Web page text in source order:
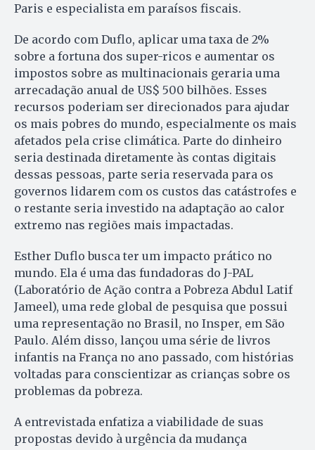
Paris e especialista em paraísos fiscais.
De acordo com Duflo, aplicar uma taxa de 2%
sobre a fortuna dos super-ricos e aumentar os
impostos sobre as multinacionais geraria uma
arrecadação anual de US$ 500 bilhões. Esses
recursos poderiam ser direcionados para ajudar
os mais pobres do mundo, especialmente os mais
afetados pela crise climática. Parte do dinheiro
seria destinada diretamente às contas digitais
dessas pessoas, parte seria reservada para os
governos lidarem com os custos das catástrofes e
o restante seria investido na adaptação ao calor
extremo nas regiões mais impactadas.
Esther Duflo busca ter um impacto prático no
mundo. Ela é uma das fundadoras do J-PAL
(Laboratório de Ação contra a Pobreza Abdul Latif
Jameel), uma rede global de pesquisa que possui
uma representação no Brasil, no Insper, em São
Paulo. Além disso, lançou uma série de livros
infantis na França no ano passado, com histórias
voltadas para conscientizar as crianças sobre os
problemas da pobreza.
A entrevistada enfatiza a viabilidade de suas
propostas devido à urgência da mudança